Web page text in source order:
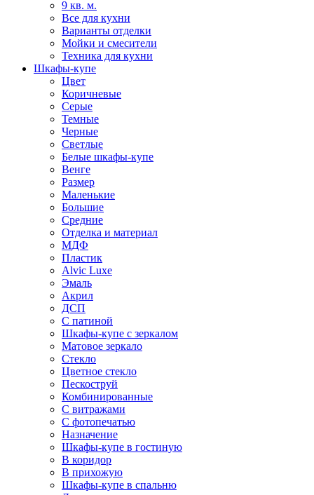
9 кв. м.
Все для кухни
Варианты отделки
Мойки и смесители
Техника для кухни
Шкафы-купе
Цвет
Коричневые
Серые
Темные
Черные
Светлые
Белые шкафы-купе
Венге
Размер
Маленькие
Большие
Средние
Отделка и материал
МДФ
Пластик
Alvic Luxe
Эмаль
Акрил
ДСП
С патиной
Шкафы-купе с зеркалом
Матовое зеркало
Стекло
Цветное стекло
Пескоструй
Комбинированные
С витражами
С фотопечатью
Назначение
Шкафы-купе в гостиную
В коридор
В прихожую
Шкафы-купе в спальню